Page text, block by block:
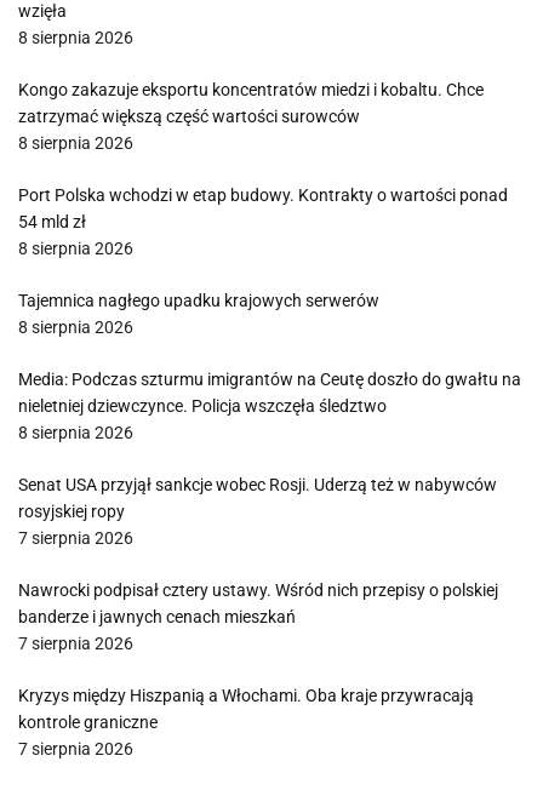
wzięła
8 sierpnia 2026
Kongo zakazuje eksportu koncentratów miedzi i kobaltu. Chce
zatrzymać większą część wartości surowców
8 sierpnia 2026
Port Polska wchodzi w etap budowy. Kontrakty o wartości ponad
54 mld zł
8 sierpnia 2026
Tajemnica nagłego upadku krajowych serwerów
8 sierpnia 2026
Media: Podczas szturmu imigrantów na Ceutę doszło do gwałtu na
nieletniej dziewczynce. Policja wszczęła śledztwo
8 sierpnia 2026
Senat USA przyjął sankcje wobec Rosji. Uderzą też w nabywców
rosyjskiej ropy
7 sierpnia 2026
Nawrocki podpisał cztery ustawy. Wśród nich przepisy o polskiej
banderze i jawnych cenach mieszkań
7 sierpnia 2026
Kryzys między Hiszpanią a Włochami. Oba kraje przywracają
kontrole graniczne
7 sierpnia 2026